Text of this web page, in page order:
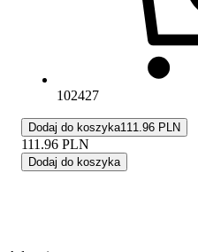
102427
Dodaj do koszyka111.96 PLN
111.96 PLN
Dodaj do koszyka